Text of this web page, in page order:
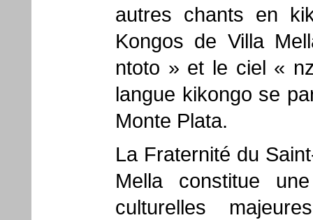
autres chants en
Kongos de Villa
ntoto » et le ciel «
langue kikongo se
Monte Plata.
La Fraternité du
Mella constitue
culturelles